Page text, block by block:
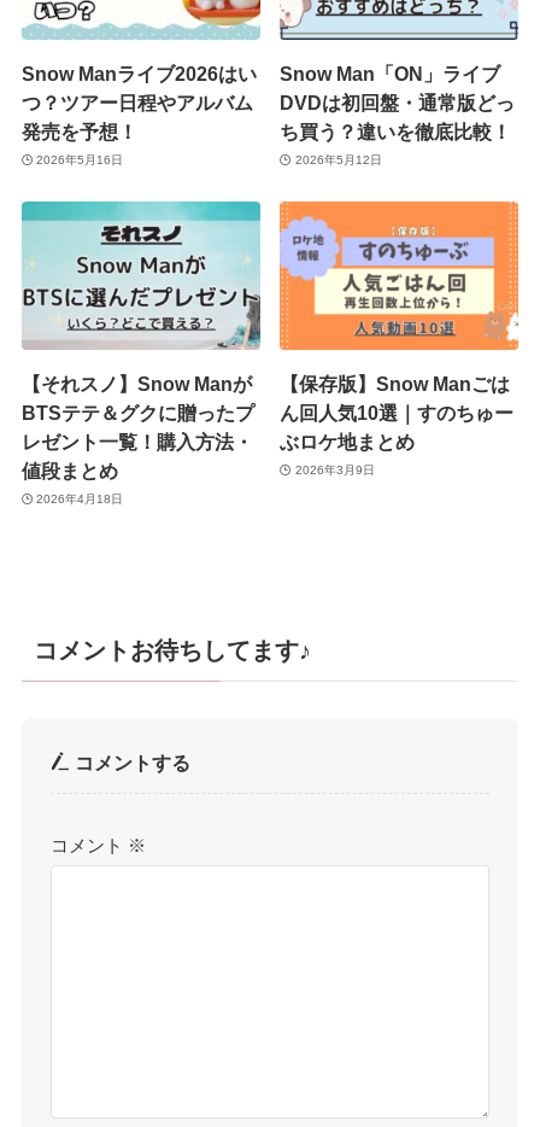
Snow Manライブ2026はい
つ？ツアー日程やアルバム
発売を予想！
2026年5月16日
Snow Man「ON」ライブ
DVDは初回盤・通常版どっ
ち買う？違いを徹底比較！
2026年5月12日
【それスノ】Snow Manが
BTSテテ＆グクに贈ったプ
レゼント一覧！購入方法・
値段まとめ
2026年4月18日
【保存版】Snow Manごは
ん回人気10選｜すのちゅー
ぶロケ地まとめ
2026年3月9日
コメントお待ちしてます♪
コメントする
コメント ※